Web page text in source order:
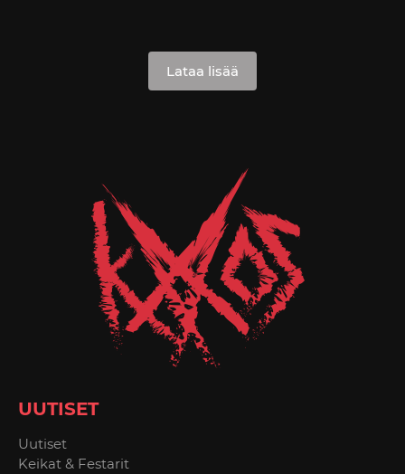
Lataa lisää
UUTISET
Uutiset
Keikat & Festarit